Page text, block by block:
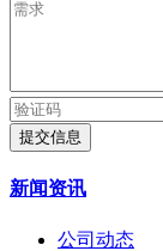
提交信息
新闻资讯
公司动态